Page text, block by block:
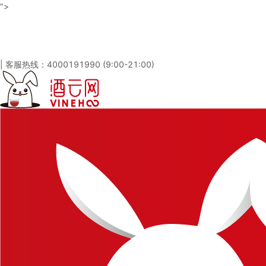
">
客服热线：4000191990 (9:00-21:00)